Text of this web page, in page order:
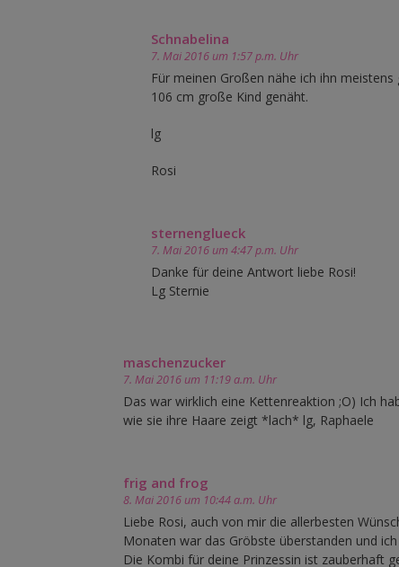
Schnabelina
7. Mai 2016 um 1:57 p.m. Uhr
Für meinen Großen nähe ich ihn
106 cm große Kind genäht.
lg
Rosi
sternenglueck
7. Mai 2016 um 4:47 p.m. Uhr
Danke für deine Antwort liebe Rosi!
Lg Sternie
maschenzucker
7. Mai 2016 um 11:19 a.m. Uhr
Das war wirklich eine Kettenreaktion ;O) Ich
wie sie ihre Haare zeigt *lach* lg, Raphaele
frig and frog
8. Mai 2016 um 10:44 a.m. Uhr
Liebe Rosi, auch von mir die allerbesten
Monaten war das Gröbste überstanden und
Die Kombi für deine Prinzessin ist zauberhaft